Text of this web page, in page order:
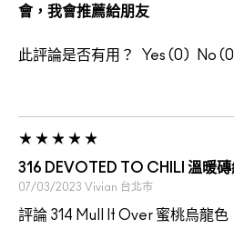
會，我會推薦給朋友
此評論是否有用？ 0 0
316 DEVOTED TO CHILI 溫暖磚
07/03/2023 Vivian 台北市
評論 314 Mull It Over 蜜桃烏龍色